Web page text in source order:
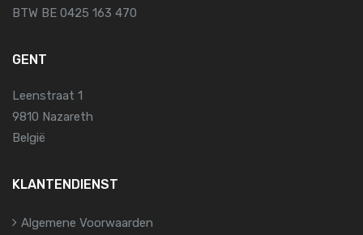
BTW BE 0425 163 470
GENT
Leenstraat 1
9810 Nazareth
België
KLANTENDIENST
Algemene Voorwaarden